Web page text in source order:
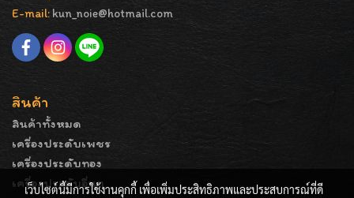
E-mail: kun_noie@hotmail.com
สินค้า
สินค้าทั้งหมด
เครื่องประดับเพชร
เครื่องประดับทอง
เครื่องประดับอื่นๆ
เว็บไซต์นี้มีการใช้งานคุกกี้ เพื่อเพิ่มประสิทธิภาพและประสบการณ์ที่ดี